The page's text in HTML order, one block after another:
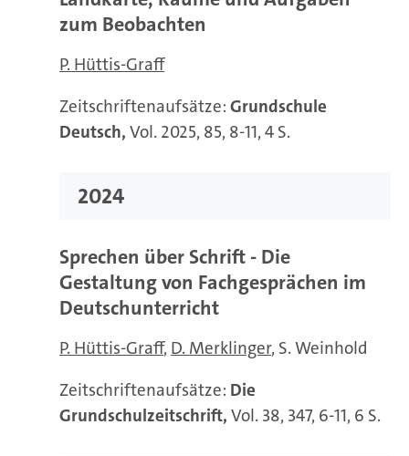
zum Beobachten
P. Hüttis-Graff
Zeitschriftenaufsätze: Grundschule
Deutsch, Vol. 2025, 85, 8-11, 4 S.
2024
Sprechen über Schrift - Die
Gestaltung von Fachgesprächen im
Deutschunterricht
P. Hüttis-Graff D. Merklinger S. Weinhold
Zeitschriftenaufsätze: Die
Grundschulzeitschrift, Vol. 38, 347, 6-11, 6 S.